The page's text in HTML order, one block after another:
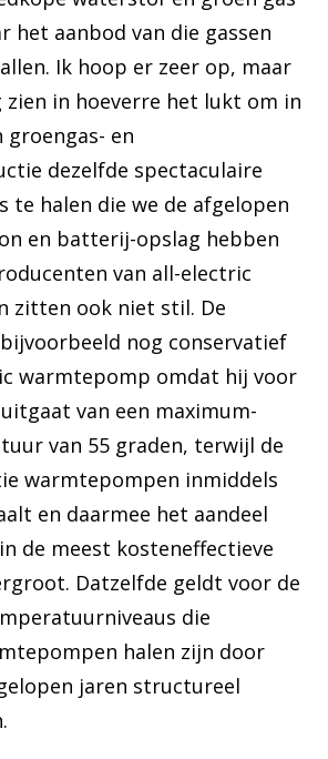
het aanbod van die gassen
Ik hoop er zeer op, maar
zien in hoeverre het lukt om in
groengas- en
dezelfde spectaculaire
te halen die we de afgelopen
en batterij-opslag hebben
van all-electric
zitten ook niet stil. De
nog conservatief
warmtepomp omdat hij voor
van een maximum-
van 55 graden, terwijl de
warmtepompen inmiddels
en daarmee het aandeel
de meest kosteneffectieve
Datzelfde geldt voor de
die
halen zijn door
jaren structureel